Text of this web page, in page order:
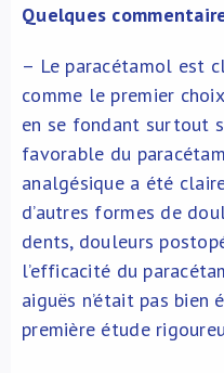
Quelques
– Le paracétamol est
comme le premier
en se fondant surtout
favorable du
analgésique a été
d’autres formes de
dents, douleurs
l’efficacité du
aiguës n’était pas bien
première étude